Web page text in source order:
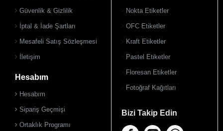
Güvenlik & Gizlilik
İptal & İade Şartları
Mesafeli Satış Sözleşmesi
İletişim
Hesabım
Hesabım
Sipariş Geçmişi
Ortaklık Programı
Nokta Etiketler
OFC Etiketler
Kraft Etiketler
Pastel Etiketler
Floresan Etiketler
Fotoğraf Kağıtları
Bizi Takip Edin